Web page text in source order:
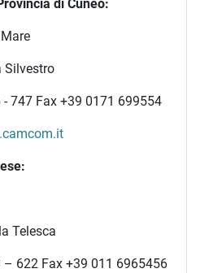
di Cuneo:
Silvestro
747 Fax +39 0171 699554
Telesca
622 Fax +39 011 6965456